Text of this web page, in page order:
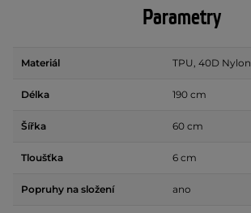
Parametry
Materiál TPU, 40D Nylon
Délka 190 cm
Šířka 60 cm
Tloušťka 6 cm
Popruhy na složení ano